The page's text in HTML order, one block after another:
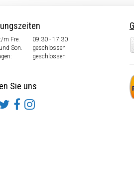
m Fre.
09:30 - 17:30
Son.
geschlossen
geschlossen
Sie uns